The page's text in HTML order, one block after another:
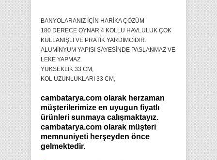
BANYOLARANIZ İÇİN HARİKA ÇÖZÜM
180 DERECE OYNAR 4 KOLLU HAVLULUK ÇOK
KULLANIŞLI VE PRATİK YARDIMCIDIR.
ALUMİNYUM YAPISI SAYESİNDE PASLANMAZ VE
LEKE YAPMAZ.
YÜKSEKLİK 33 CM,
KOL UZUNLUKLARI 33 CM,
cambatarya.com olarak herzaman
müşterilerimize en uyugun fiyatlı
ürünleri sunmaya calışmaktayız.
cambatarya.com olarak müşteri
memnuniyeti herşeyden önce
gelmektedir.